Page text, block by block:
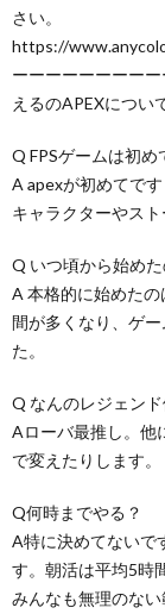
さい。
https://
ーーーーーーーー
えるのAPEXについ
Q FPSゲームは初め
A apexが初めてです
キャラクターやス
Q いつ頃から始めた
A 本格的に始めた
間が多くなり、ゲ
た。
Q なんのレジェンド
Aローバ最推し。他
で変えたりします。
Q何時までやる？
A特に決めてないで
す。朝活は平均5時
みんなも無理のな